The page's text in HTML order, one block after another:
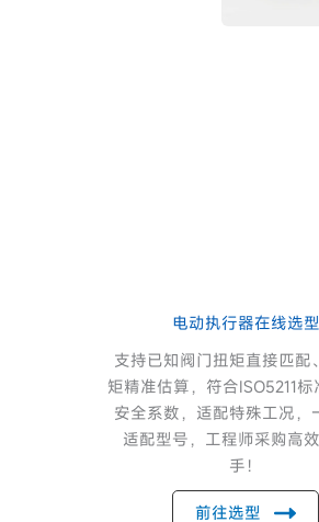
电动执行器在线选型
支持已知阀门扭矩直接匹配
矩精准估算，符合ISO5211标
安全系数，适配特殊工况，
适配型号，工程师采购高
手！
前往选型